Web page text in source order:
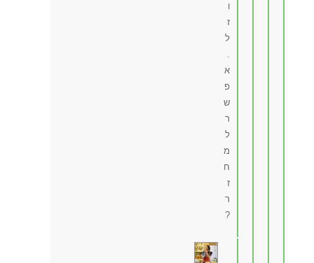
ו
ז
ל
.
א
פ
ש
ר
ל
מ
ח
ז
ר
?